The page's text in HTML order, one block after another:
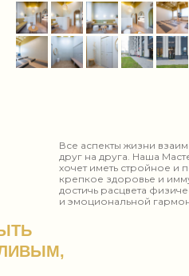
Все аспекты жизни
друг на друга. Наша
хочет иметь стройное и
крепкое здоровье и
достичь расцвета
и эмоциональной